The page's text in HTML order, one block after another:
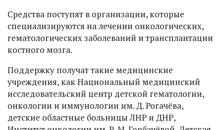
Средства поступят в организации, которые
специализируются на лечении онкологических,
гематологических заболеваний и трансплантации
костного мозга.
Поддержку получат такие медицинские
учреждения, как Национальный медицинский
исследовательский центр детской гематологии,
онкологии и иммунологии им. Д. Рогачёва,
детские областные больницы ЛНР и ДНР,